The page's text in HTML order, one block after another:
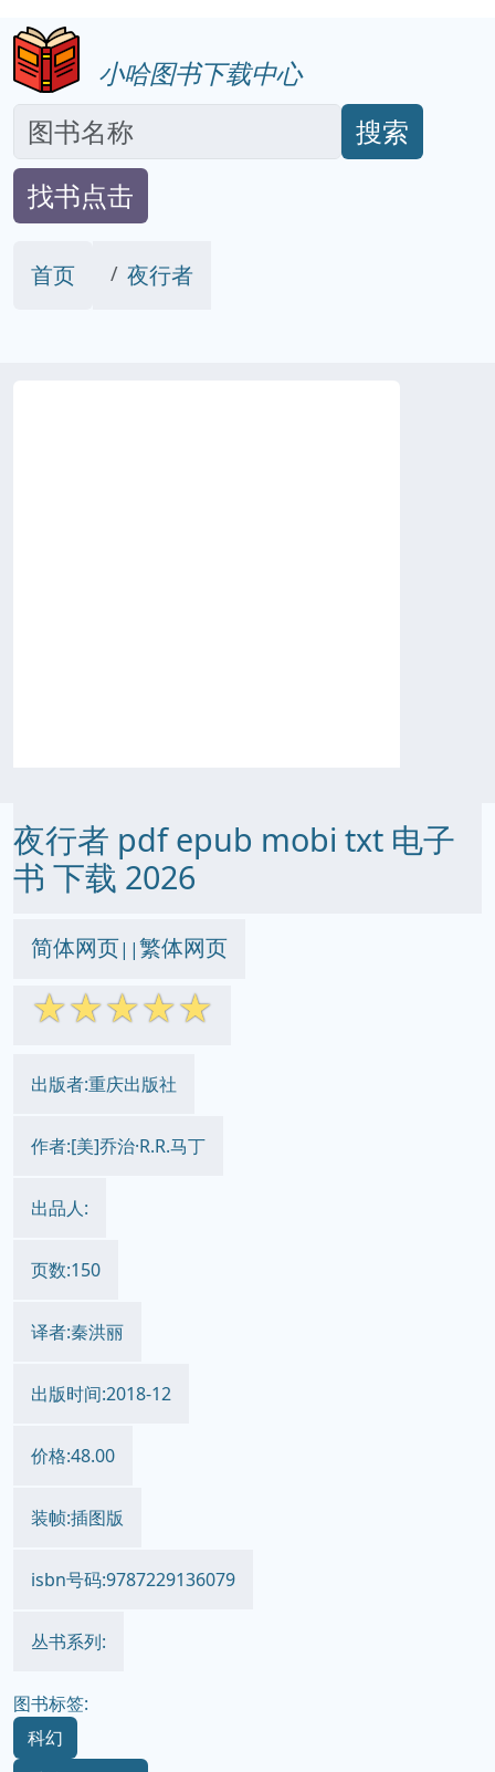
小哈图书下载中心
搜索
找书点击
首页 夜行者
夜行者 pdf epub mobi txt 电子
书 下载 2026
简体网页||繁体网页
☆☆☆☆☆
出版者:重庆出版社
作者:[美]乔治·R.R.马丁
出品人:
页数:150
译者:秦洪丽
出版时间:2018-12
价格:48.00
装帧:插图版
isbn号码:9787229136079
丛书系列:
图书标签:
科幻